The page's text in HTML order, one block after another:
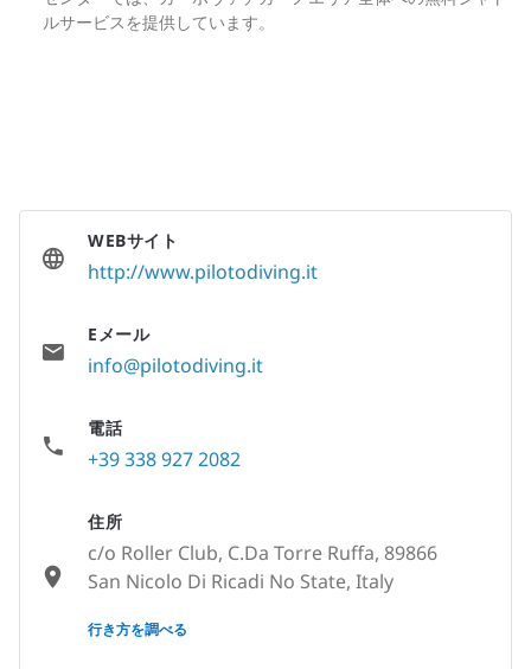
ルサービスを提供しています。
WEBサイト
http://www.pilotodiving.it
Eメール
info@pilotodiving.it
電話
+39 338 927 2082
住所
c/o Roller Club, C.Da Torre Ruffa, 89866
San Nicolo Di Ricadi No State, Italy
None
行き方を調べる